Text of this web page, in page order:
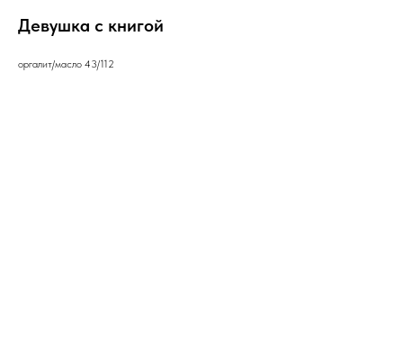
Девушка с книгой
оргалит/масло 43/112